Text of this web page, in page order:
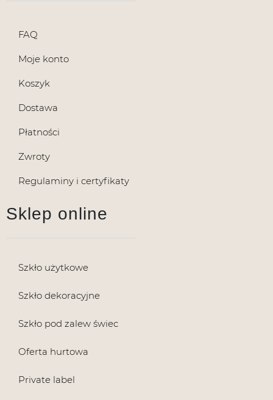
FAQ
Moje konto
Koszyk
Dostawa
Płatności
Zwroty
Regulaminy i certyfikaty
Sklep online
Szkło użytkowe
Szkło dekoracyjne
Szkło pod zalew świec
Oferta hurtowa
Private label